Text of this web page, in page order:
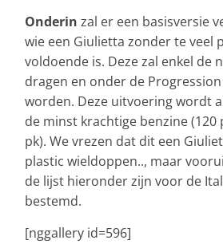
Onderin zal er een basisversie
wie een Giulietta zonder te veel
voldoende is. Deze zal enkel de
dragen en onder de
worden. Deze uitvoering wordt
de minst krachtige benzine (120
pk). We vrezen dat dit een
plastic wieldoppen.., maar
de lijst hieronder zijn voor de
bestemd.
[nggallery id=596]